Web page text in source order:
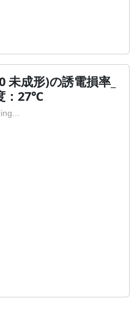
成形)の誘電損率_
：27℃